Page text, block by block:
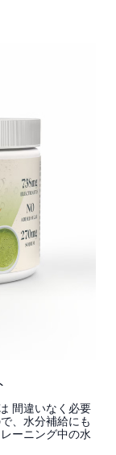
間違いなく必要
、水分補給にも
ーニング中の水